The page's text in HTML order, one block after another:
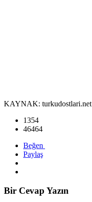
KAYNAK: turkudostlari.net
1354
46464
Beğen
Paylaş
Bir Cevap Yazın